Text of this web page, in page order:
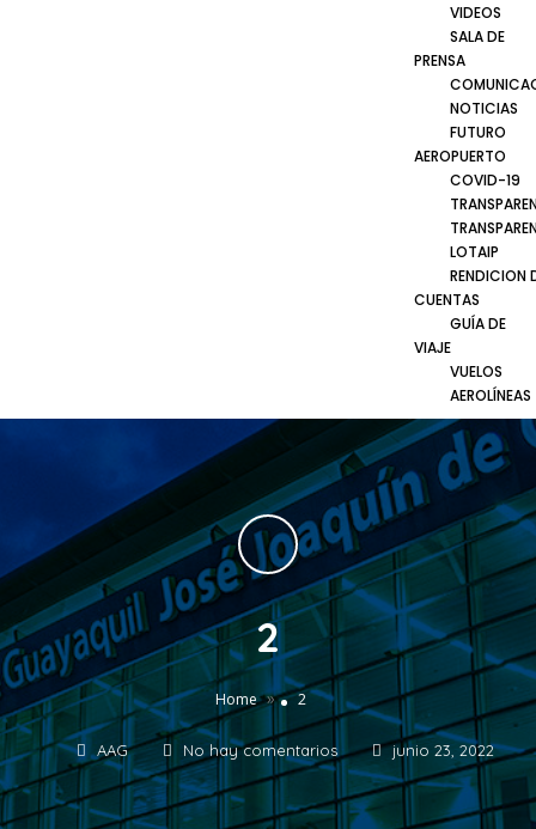
VIDEOS
SALA DE
PRENSA
NOTICIAS
FUTURO
AEROPUERTO
COVID-19
LOTAIP
RENDICION
CUENTAS
GUÍA DE
VIAJE
VUELOS
AEROLÍNEAS
2
Home » 2
AAG No hay comentarios junio 23, 2022